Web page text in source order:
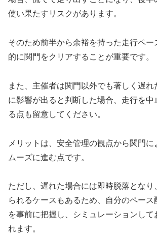
使い果たすリスクがあります。
そのため前半から余裕を持った走行ペー
的に関門をクリアすることが重要です。
また、主催者は関門以外でも著しく遅れ
に影響が出ると判断した場合、走行を中
る点も留意してください。
メリットは、安全管理の観点から関門に
ムーズに進む点です。
ただし、遅れた場合には即時脱落となり
られるケースもあるため、自分のペース
を事前に把握し、シミュレーションして
れます。